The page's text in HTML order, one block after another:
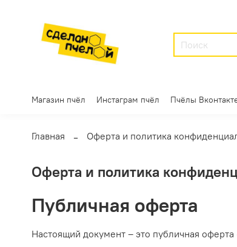
Магазин пчёл Инстаграм пчёл Пчёлы
Главная Оферта и политика
Оферта и политика
Публичная оферта
Настоящий документ – это публичная